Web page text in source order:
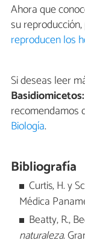
Ahora que
su
reproducen los
Si deseas leer
recomendamos
Biología.
Bibliografía
Curtis, H. y
Médica
Beatty, R.,
naturaleza.